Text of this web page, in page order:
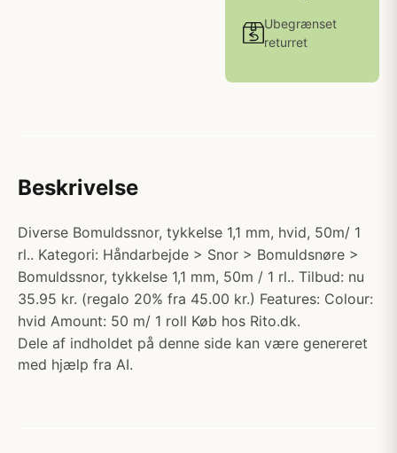
Ubegrænset
returret
Beskrivelse
Diverse Bomuldssnor, tykkelse 1,1 mm, hvid, 50m/ 1
rl.. Kategori: Håndarbejde > Snor > Bomuldsnøre >
Bomuldssnor, tykkelse 1,1 mm, 50m / 1 rl.. Tilbud: nu
35.95 kr. (regalo 20% fra 45.00 kr.) Features: Colour:
hvid Amount: 50 m/ 1 roll Køb hos Rito.dk.
Dele af indholdet på denne side kan være genereret
med hjælp fra AI.